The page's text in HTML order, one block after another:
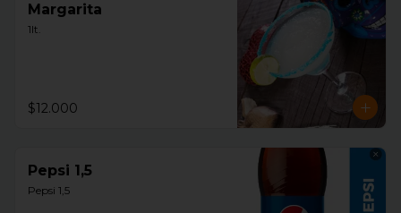
Margarita
1lt.
$12.000
Pepsi 1,5
Pepsi 1,5